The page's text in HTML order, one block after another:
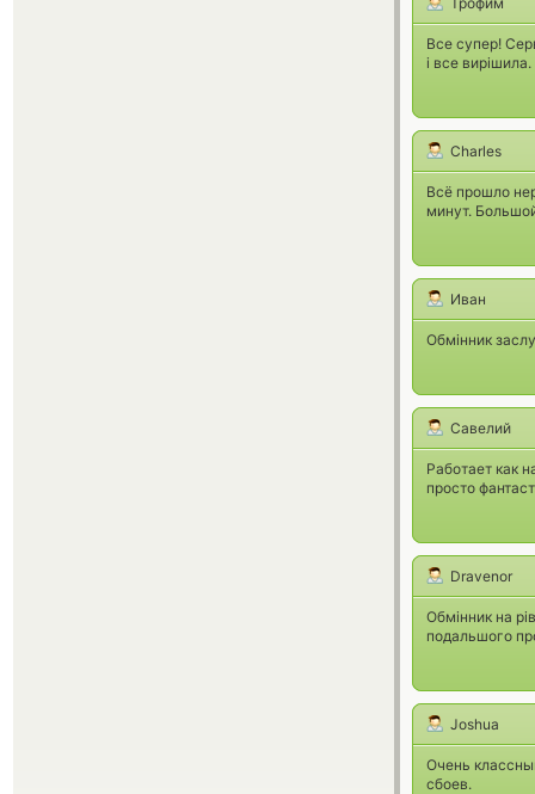
Все супер!
і все
Charles
Всё прошло
минут.
Иван
Обмінник
Савелий
Работает как
просто
Dravenor
Обмінник на
подальшого
Joshua
Очень
сбоев.